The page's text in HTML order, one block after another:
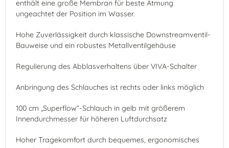
enthält eine große Membran für beste Atmung
ungeachtet der Position im Wasser.
Hohe Zuverlässigkeit durch klassische Downstreamventil-
Bauweise und ein robustes Metallventilgehäuse
Regulierung des Abblasverhaltens über VIVA-Schalter
Anbringung des Schlauches ist rechts oder links möglich
100 cm „Superflow“-Schlauch in gelb mit größerem
Innendurchmesser für höheren Luftdurchsatz
Hoher Tragekomfort durch bequemes, ergonomisches